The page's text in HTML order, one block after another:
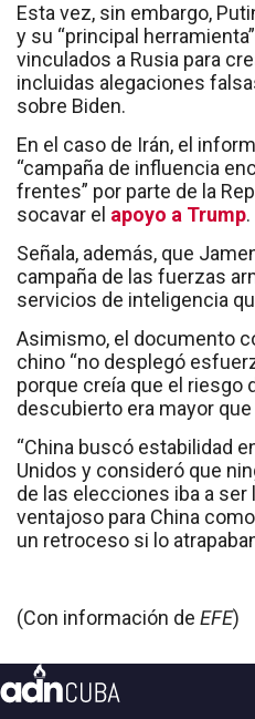
Esta vez, sin embargo,
y su “principal
vinculados a Rusia para
incluidas alegaciones
sobre Biden.
En el caso de Irán, el
“campaña de influencia
frentes” por parte de la
socavar el apoyo a Trump.
Señala, además, que
campaña de las fuerzas
servicios de inteligencia
Asimismo, el documento
chino “no desplegó
porque creía que el riesgo
descubierto era mayor
“China buscó estabilidad
Unidos y consideró que
de las elecciones iba a
ventajoso para China
un retroceso si lo
(Con información de EFE)